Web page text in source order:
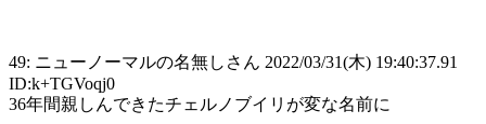
49: ニューノーマルの名無しさん 2022/03/31(木) 19:40:37.91
ID:k+TGVoqj0
36年間親しんできたチェルノブイリが変な名前に